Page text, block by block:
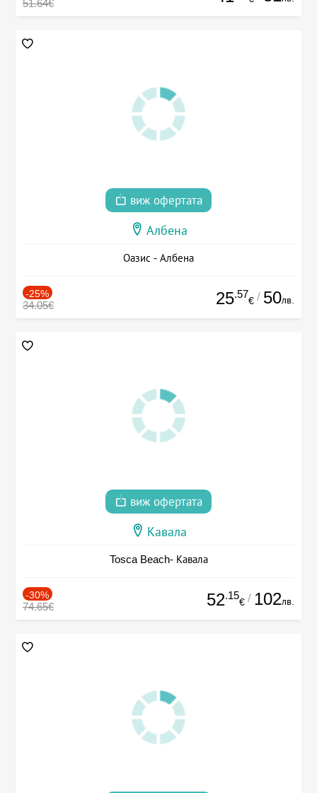
51.64€
виж офертата
Албена
Оазис - Албена
-25%
34.05€ 25.57
€ / 50лв.
виж офертата
Кавала
Tosca Beach- Кавала
-30%
74.65€ 52.15
€ / 102лв.